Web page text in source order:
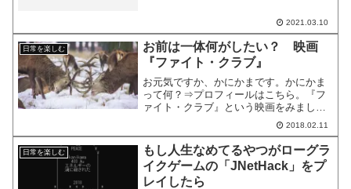
事では、セールスについてなめていきま
す。全然売れない理由最近、3ヶ月間の講
座を売り始めたのですが、...
2021.03.10
日常を楽しむ
お前は一体何がしたい？ 映画
『ファイト・クラブ』
お元気ですか、かにかまです。かにかま
って何？⇒プロフィールはこちら。『フ
ァイト・クラブ』という映画をみまし
た。こちらの本の影響です。樺沢紫苑
『父親はどこへ消えたか―映画で語る現
代心理分析』精神科医である著者の樺沢
紫苑氏によると、「究極の父性...
2018.02.11
日常を楽しむ
もし人生なめてるやつがローグラ
イクゲームの「JNetHack」をプ
レイしたら